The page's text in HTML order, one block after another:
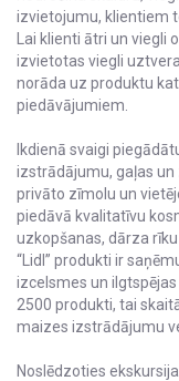
izvietojumu, klientiem
Lai klienti ātri un
izvietotas viegli
norāda uz produktu
piedāvājumiem.
Ikdienā svaigi
izstrādājumu, gaļas un
privāto zīmolu un
piedāvā kvalitatīvu
uzkopšanas, dārza
“Lidl” produkti ir
izcelsmes un
2500 produkti, tai
maizes izstrādājumu
Noslēdzoties